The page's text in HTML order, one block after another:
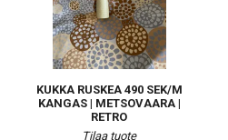
KUKKA RUSKEA 490 SEK/M
KANGAS | METSOVAARA |
RETRO
Tilaa tuote